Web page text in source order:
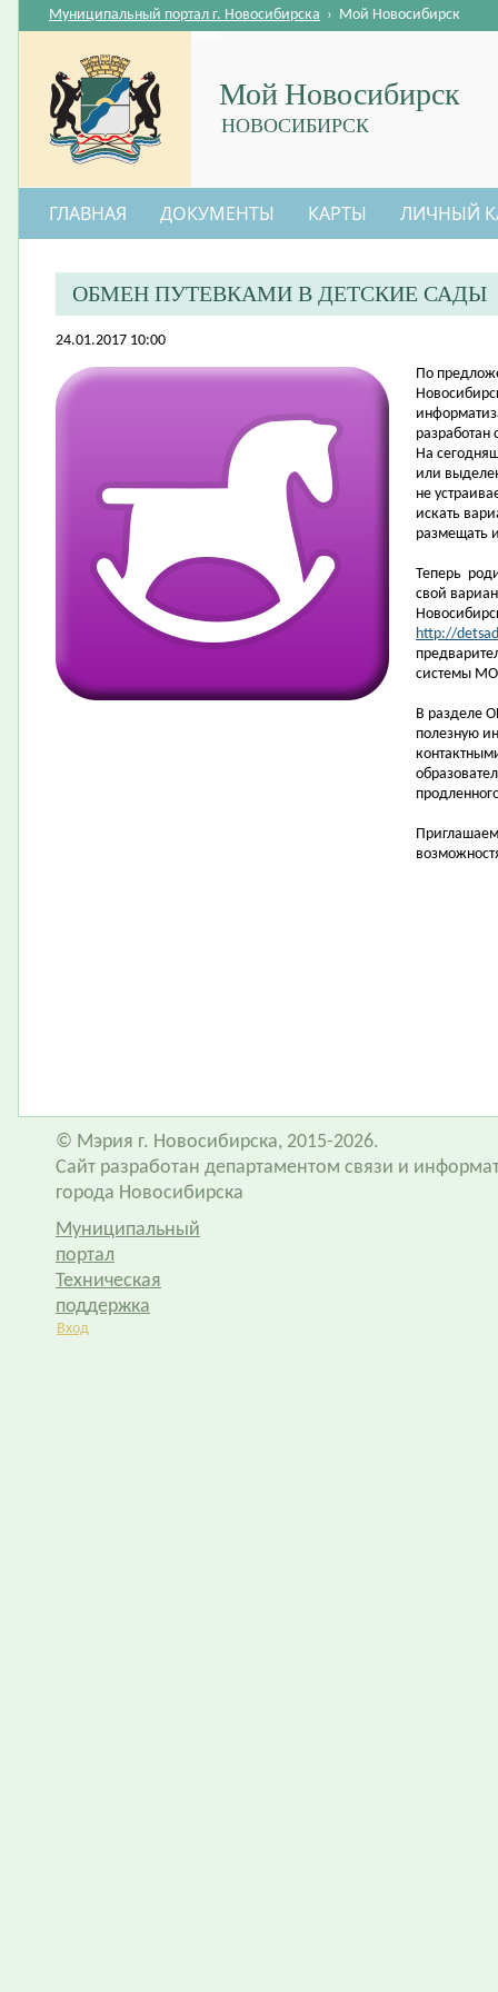
Мой Новосибирск
НОВОСИБИРСК
Муниципальный портал г. Новосибирска › Мой Новосибирск
ГЛАВНАЯ ДОКУМЕНТЫ КАРТЫ ЛИЧНЫЙ
ОБМЕН ПУТЕВКАМИ В ДЕТСКИЕ САДЫ
24.01.2017 10:00
​По
разработан
На
или
не
искать
размещать
Теперь
свой
http://
системы
В разделе
полезную
© Мэрия г. Новосибирска, 2015-2026.
Сайт разработан департаментом связи и
города Новосибирска
Муниципальный
портал
Техническая
поддержка
Вход